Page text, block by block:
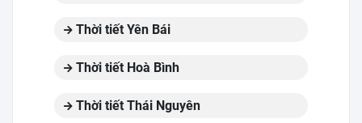
Thời tiết Yên Bái
Thời tiết Hoà Bình
Thời tiết Thái Nguyên